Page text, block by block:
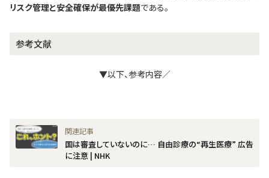
リスク管理と安全確保が最優先課題である。
参考文献
▼以下、参考内容／
国は審査していないのに… 自由診療の“再生医療” 広告
に注意 | NHK